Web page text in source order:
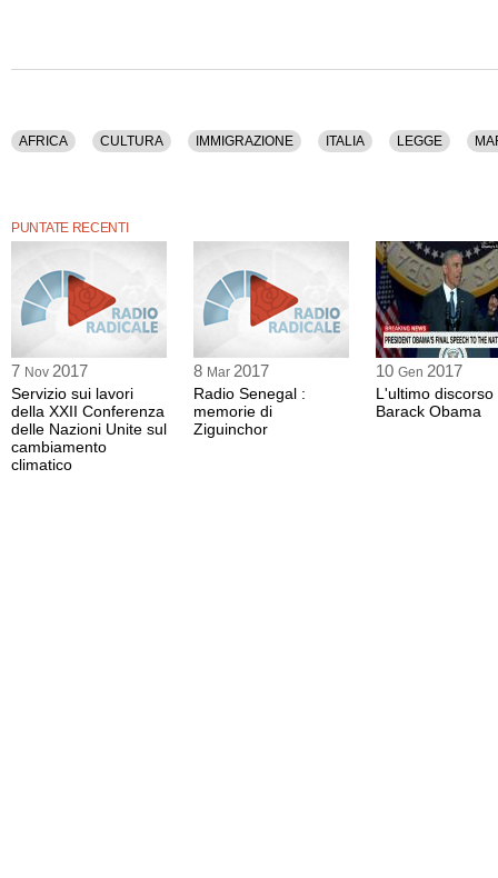
AFRICA CULTURA IMMIGRAZIONE ITALIA LEGGE
PUNTATE RECENTI
7 Nov 2017
Servizio sui lavori
della XXII Conferenza
delle Nazioni Unite sul
cambiamento
climatico
8 Mar 2017
Radio Senegal :
memorie di
Ziguinchor
10 Gen 2017
L'ultimo discorso
Barack Obama